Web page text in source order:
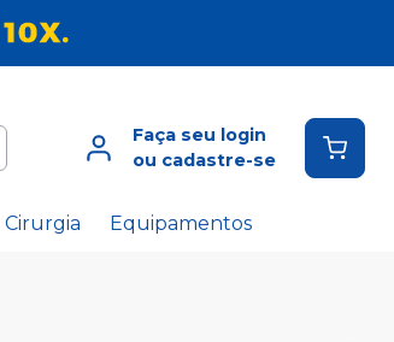
Faça seu login
ou cadastre-se
Cirurgia Equipamentos